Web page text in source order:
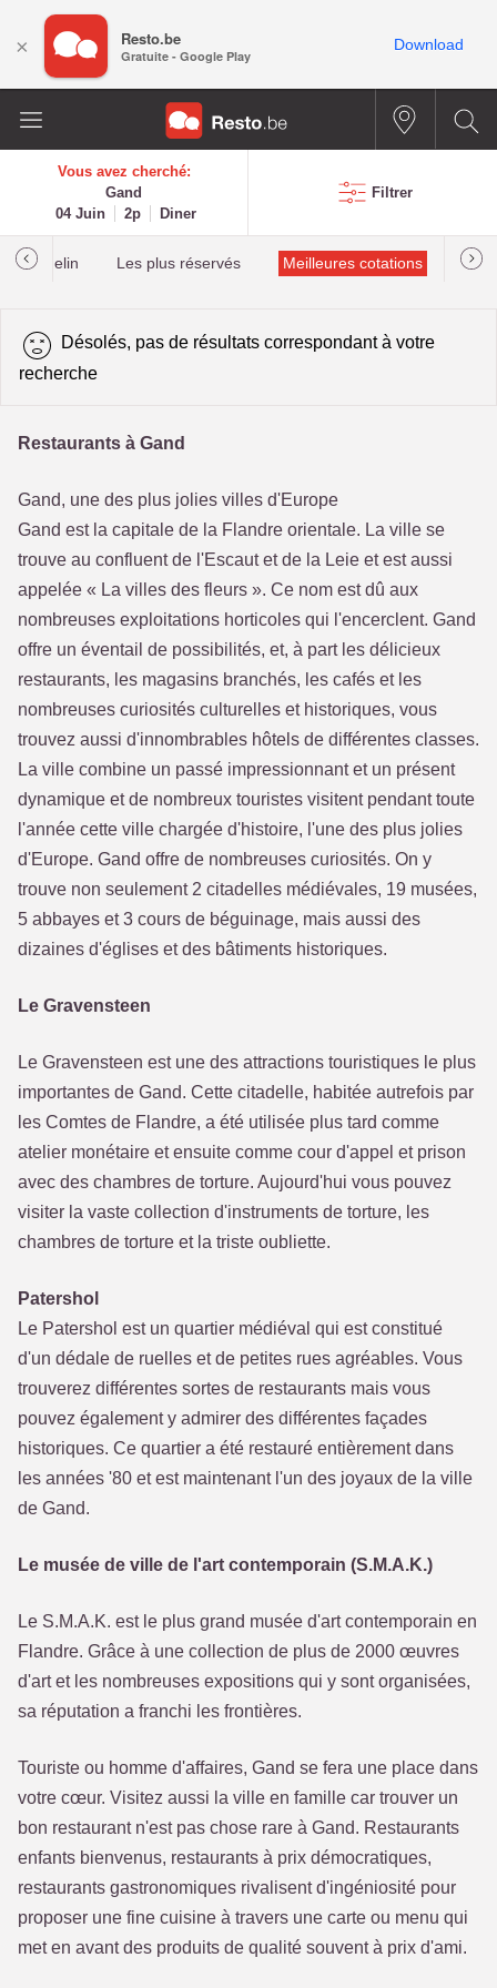
Vous avez cherché:
Gand
04 Juin
2p Diner
Filtrer
Michelin Les plus réservés Meilleures cotations
Désolés, pas de résultats correspondant à votre
recherche
Restaurants à Gand
Gand, une des plus jolies villes d'Europe
Gand est la capitale de la Flandre orientale. La ville se
trouve au confluent de l'Escaut et de la Leie et est aussi
appelée « La villes des fleurs ». Ce nom est dû aux
nombreuses exploitations horticoles qui l'encerclent. Gand
offre un éventail de possibilités, et, à part les délicieux
restaurants, les magasins branchés, les cafés et les
nombreuses curiosités culturelles et historiques, vous
trouvez aussi d'innombrables hôtels de différentes classes.
La ville combine un passé impressionnant et un présent
dynamique et de nombreux touristes visitent pendant toute
l'année cette ville chargée d'histoire, l'une des plus jolies
d'Europe. Gand offre de nombreuses curiosités. On y
trouve non seulement 2 citadelles médiévales, 19 musées,
5 abbayes et 3 cours de béguinage, mais aussi des
dizaines d'églises et des bâtiments historiques.
Le Gravensteen
Le Gravensteen est une des attractions touristiques le plus
importantes de Gand. Cette citadelle, habitée autrefois par
les Comtes de Flandre, a été utilisée plus tard comme
atelier monétaire et ensuite comme cour d'appel et prison
avec des chambres de torture. Aujourd'hui vous pouvez
visiter la vaste collection d'instruments de torture, les
chambres de torture et la triste oubliette.
Patershol
Le Patershol est un quartier médiéval qui est constitué
d'un dédale de ruelles et de petites rues agréables. Vous
trouverez différentes sortes de restaurants mais vous
pouvez également y admirer des différentes façades
historiques. Ce quartier a été restauré entièrement dans
les années '80 et est maintenant l'un des joyaux de la ville
de Gand.
Le musée de ville de l'art contemporain (S.M.A.K.)
Le S.M.A.K. est le plus grand musée d'art contemporain en
Flandre. Grâce à une collection de plus de 2000 œuvres
d'art et les nombreuses expositions qui y sont organisées,
sa réputation a franchi les frontières.
Touriste ou homme d'affaires, Gand se fera une place dans
votre cœur. Visitez aussi la ville en famille car trouver un
bon restaurant n'est pas chose rare à Gand. Restaurants
enfants bienvenus, restaurants à prix démocratiques,
restaurants gastronomiques rivalisent d'ingéniosité pour
proposer une fine cuisine à travers une carte ou menu qui
met en avant des produits de qualité souvent à prix d'ami.
× Resto.be
Gratuite - Google Play
Download